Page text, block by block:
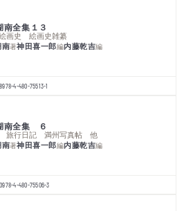
南全集１３
画史 絵画史雑纂
南著神田喜一郎編内藤乾吉編
978-4-480-75513-1
南全集 ６
旅行日記 満州写真帖 他
南著神田喜一郎編内藤乾吉編
978-4-480-75506-3